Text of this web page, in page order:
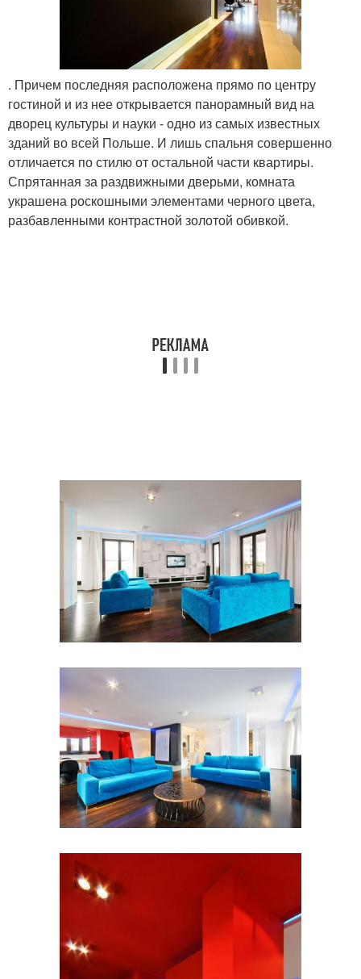
. Причем последняя расположена прямо по центру
гостиной и из нее открывается панорамный вид на
дворец культуры и науки - одно из самых известных
зданий во всей Польше. И лишь спальня совершенно
отличается по стилю от остальной части квартиры.
Спрятанная за раздвижными дверьми, комната
украшена роскошными элементами черного цвета,
разбавленными контрастной золотой обивкой.